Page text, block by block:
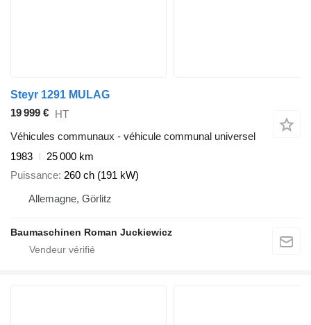
Steyr 1291 MULAG
19 999 € HT
Véhicules communaux - véhicule communal universel
1983
25 000 km
Puissance 260 ch (191 kW)
Allemagne, Görlitz
Baumaschinen Roman Juckiewicz